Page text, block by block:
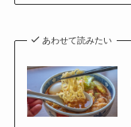
あわせて読みたい